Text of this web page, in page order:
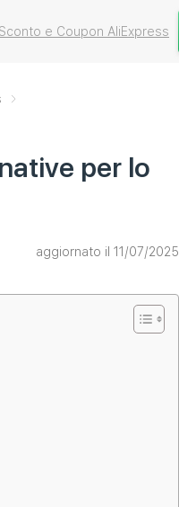
e Coupon AliExpress
per lo
aggiornato il 11/07/2025